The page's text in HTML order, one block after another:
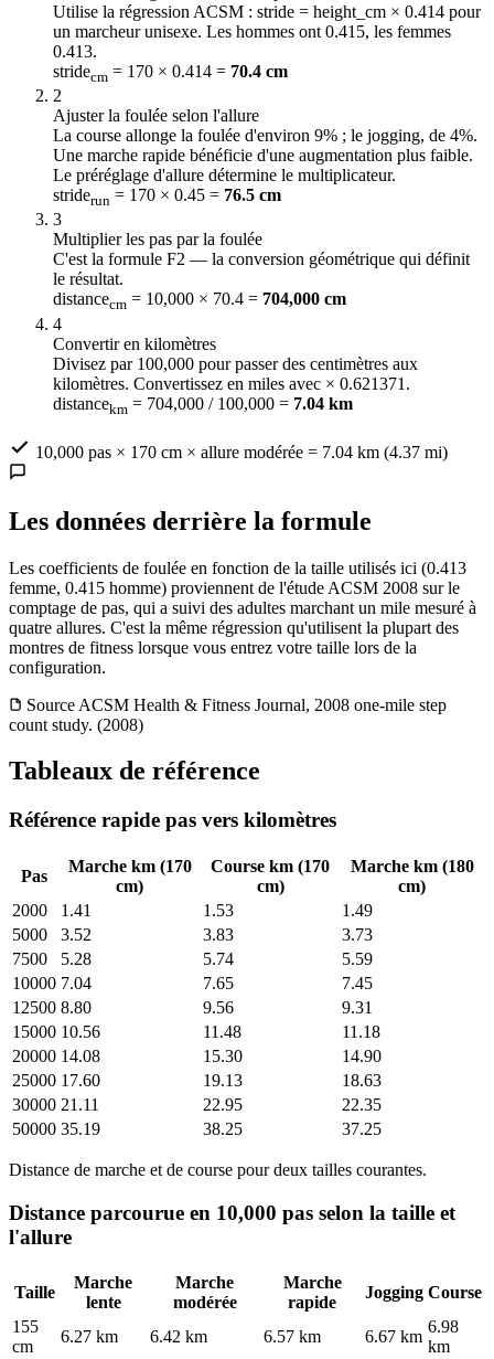
Utilise la régression ACSM : stride = height_cm × 0.414 pour
un marcheur unisexe. Les hommes ont 0.415, les femmes
0.413.
stridecm = 170 × 0.414 = 70.4 cm
2
Ajuster la foulée selon l'allure
La course allonge la foulée d'environ 9% ; le jogging, de 4%.
Une marche rapide bénéficie d'une augmentation plus faible.
Le préréglage d'allure détermine le multiplicateur.
striderun = 170 × 0.45 = 76.5 cm
3
Multiplier les pas par la foulée
C'est la formule F2 — la conversion géométrique qui définit
le résultat.
distancecm = 10,000 × 70.4 = 704,000 cm
4
Convertir en kilomètres
Divisez par 100,000 pour passer des centimètres aux
kilomètres. Convertissez en miles avec × 0.621371.
distancekm = 704,000 / 100,000 = 7.04 km
10,000 pas × 170 cm × allure modérée = 7.04 km (4.37 mi)
Les données derrière la formule
Les coefficients de foulée en fonction de la taille utilisés ici (0.413
femme, 0.415 homme) proviennent de l'étude ACSM 2008 sur le
comptage de pas, qui a suivi des adultes marchant un mile mesuré à
quatre allures. C'est la même régression qu'utilisent la plupart des
montres de fitness lorsque vous entrez votre taille lors de la
configuration.
Source ACSM Health & Fitness Journal, 2008 one-mile step
count study. (2008)
Tableaux de référence
Référence rapide pas vers kilomètres
Pas
Marche km (170
cm)
Course km (170
cm)
Marche km (180
cm)
2000
1.41 1.53
1.49
5000
3.52 3.83
3.73
7500
5.28 5.74
5.59
10000 7.04 7.65
7.45
12500 8.80 9.56
9.31
15000 10.56 11.48
11.18
20000 14.08 15.30
14.90
25000 17.60 19.13
18.63
30000 21.11 22.95
22.35
50000 35.19 38.25 37.25
Distance de marche et de course pour deux tailles courantes.
Distance parcourue en 10,000 pas selon la taille et
l'allure
Taille
Marche
lente
Marche
modérée
Marche
rapide
Jogging Course
155
cm
6.27 km 6.42 km 6.57 km 6.67 km
6.98
km